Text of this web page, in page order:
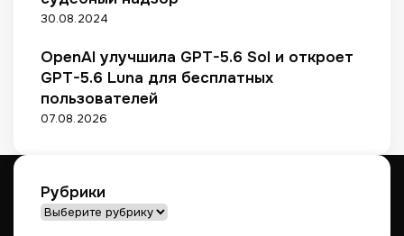
р
д
а
х
Р
о
к
и
Р
Ф
н
е
30.08.2024
OpenAI улучшила GPT-5.6 Sol и откроет
GPT-5.6 Luna для бесплатных
пользователей
07.08.2026
Рубрики
Рубрики